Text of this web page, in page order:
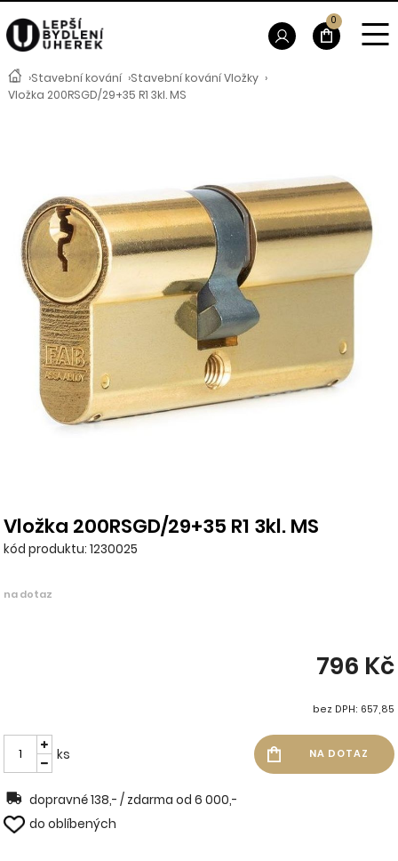
›Stavební kování ›Stavební kování Vložky ›
Vložka 200RSGD/29+35 R1 3kl. MS
Vložka 200RSGD/29+35 R1 3kl. MS
kód produktu: 1230025
na dotaz
796 Kč
bez DPH: 657,85
ks
dopravné 138,- / zdarma od 6 000,-
do oblíbených
0